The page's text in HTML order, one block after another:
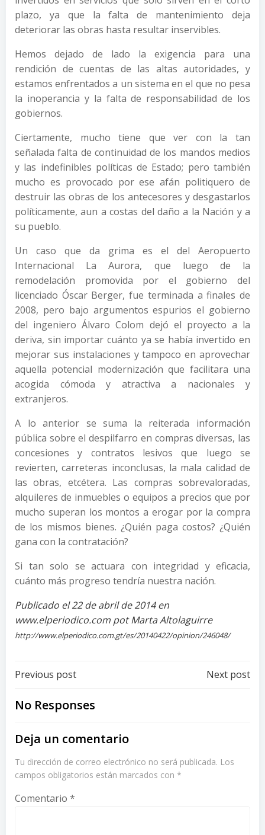
plazo, ya que la falta de mantenimiento deja
deteriorar las obras hasta resultar inservibles.
Hemos dejado de lado la exigencia para una
rendición de cuentas de las altas autoridades, y
estamos enfrentados a un sistema en el que no pesa
la inoperancia y la falta de responsabilidad de los
gobiernos.
Ciertamente, mucho tiene que ver con la tan
señalada falta de continuidad de los mandos medios
y las indefinibles políticas de Estado; pero también
mucho es provocado por ese afán politiquero de
destruir las obras de los antecesores y desgastarlos
políticamente, aun a costas del daño a la Nación y a
su pueblo.
Un caso que da grima es el del Aeropuerto
Internacional La Aurora, que luego de la
remodelación promovida por el gobierno del
licenciado Óscar Berger, fue terminada a finales de
2008, pero bajo argumentos espurios el gobierno
del ingeniero Álvaro Colom dejó el proyecto a la
deriva, sin importar cuánto ya se había invertido en
mejorar sus instalaciones y tampoco en aprovechar
aquella potencial modernización que facilitara una
acogida cómoda y atractiva a nacionales y
extranjeros.
A lo anterior se suma la reiterada información
pública sobre el despilfarro en compras diversas, las
concesiones y contratos lesivos que luego se
revierten, carreteras inconclusas, la mala calidad de
las obras, etcétera. Las compras sobrevaloradas,
alquileres de inmuebles o equipos a precios que por
mucho superan los montos a erogar por la compra
de los mismos bienes. ¿Quién paga costos? ¿Quién
gana con la contratación?
Si tan solo se actuara con integridad y eficacia,
cuánto más progreso tendría nuestra nación.
Publicado el 22 de abril de 2014 en
www.elperiodico.com pot Marta Altolaguirre
http://www.elperiodico.com.gt/es/20140422/opinion/246048/
Post
navigation
Previous post Next post
No Responses
Deja un comentario
Tu dirección de correo electrónico no será publicada. Los
campos obligatorios están marcados con *
Comentario *